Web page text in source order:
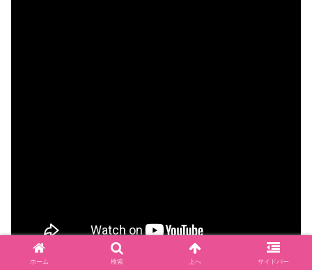
ホーム 検索 上へ サイドバー